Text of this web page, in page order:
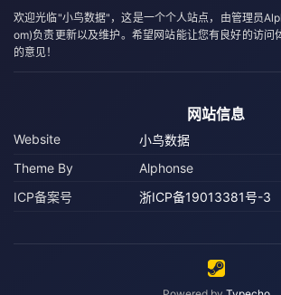
欢迎光临"小鸟数据"，这是一个个人站点，由管理员
om)负责更新以及维护。希望网站能让您有良好的访问
的意见！
网站信息
Website
小鸟数据
Theme By
Alphonse
ICP备案号
浙ICP备19013381号-3